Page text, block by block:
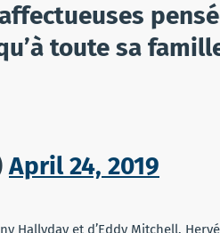
toute sa
April 24, 2019
Hallyday et d’Eddy Mitchell.